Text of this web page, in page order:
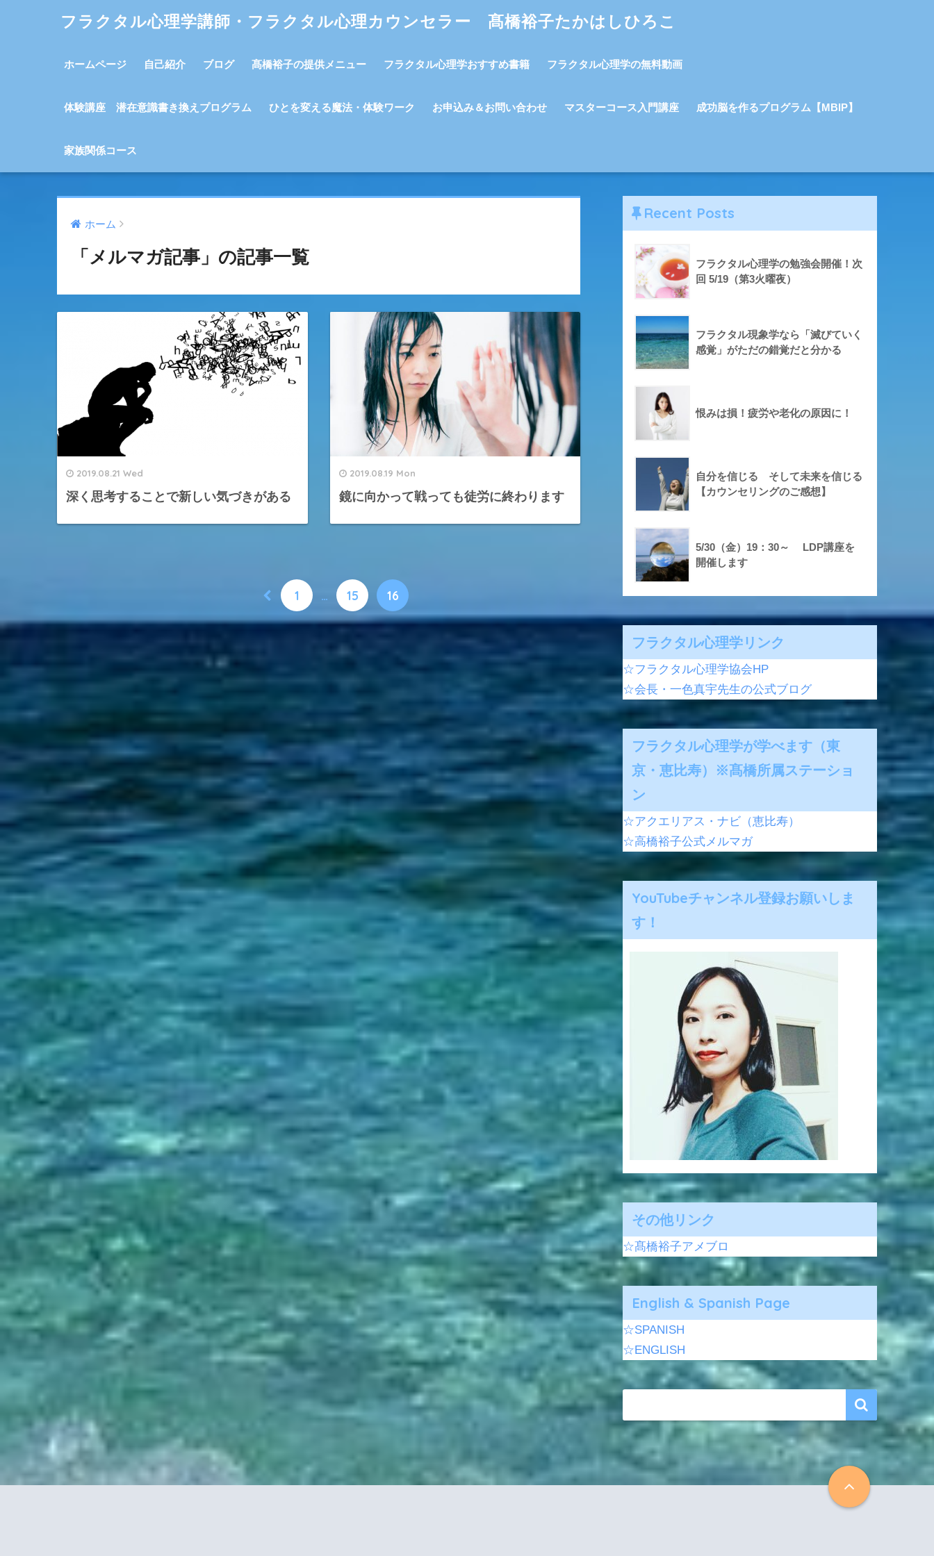
フラクタル心理学講師・フラクタル心理カウンセラー 髙橋裕子たかはしひろこ
ホームページ 自己紹介 ブログ 髙橋裕子の提供メニュー フラクタル心理学おすすめ書籍 フラクタル心理学の無料動画
体験講座 潜在意識書き換えプログラム ひとを変える魔法・体験ワーク お申込み＆お問い合わせ マスターコース入門講座 成功脳を作るプログラム【MBIP】
家族関係コース
ホーム
「メルマガ記事」の記事一覧
2019.08.21 Wed
深く思考することで新しい気づきがある
2019.08.19 Mon
鏡に向かって戦っても徒労に終わります
1 … 15 16
Recent Posts
フラクタル心理学の勉強会開催！次
回 5/19（第3火曜夜）
フラクタル現象学なら「滅びていく
感覚」がただの錯覚だと分かる
恨みは損！疲労や老化の原因に！
自分を信じる そして未来を信じる
【カウンセリングのご感想】
5/30（金）19：30～ LDP講座を
開催します
フラクタル心理学リンク
☆フラクタル心理学協会HP
☆会長・一色真宇先生の公式ブログ
フラクタル心理学が学べます（東
京・恵比寿）※髙橋所属ステーショ
ン
☆アクエリアス・ナビ（恵比寿）
☆高橋裕子公式メルマガ
YouTubeチャンネル登録お願いしま
す！
その他リンク
☆髙橋裕子アメブロ
English & Spanish Page
☆SPANISH
☆ENGLISH